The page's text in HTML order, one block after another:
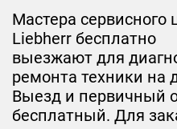
Мастера сервисного
Liebherr бесплатно
выезжают для
ремонта техники на
Выезд и первичный
бесплатный. Для